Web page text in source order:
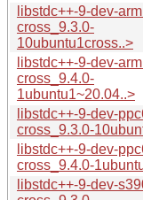
libstdc++-9-dev-
cross_9.3.0-
10ubuntu1cross..>
libstdc++-9-dev-
cross_9.4.0-
1ubuntu1~20.04..>
libstdc++-9-dev-
cross_9.3.0-
libstdc++-9-dev-
cross_9.4.0-
libstdc++-9-dev-